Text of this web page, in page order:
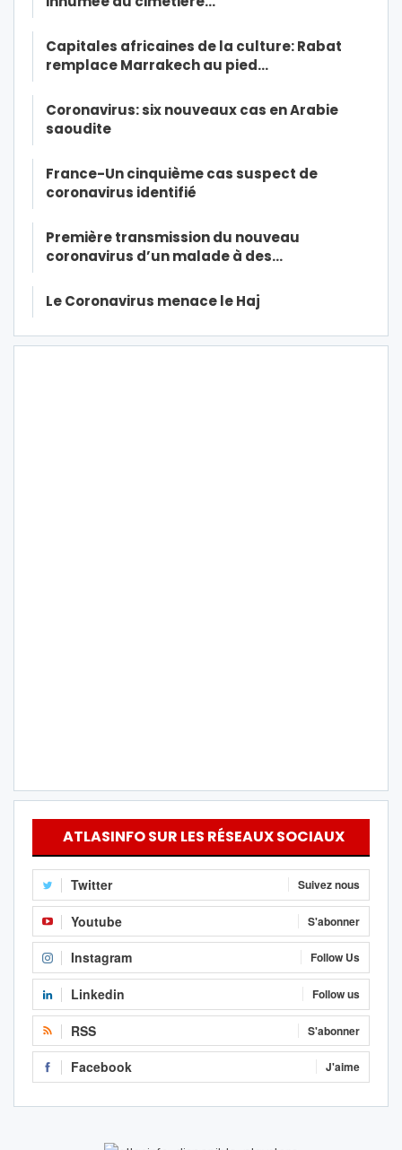
Capitales africaines de la culture: Rabat
remplace Marrakech au pied…
Coronavirus: six nouveaux cas en Arabie
saoudite
France-Un cinquième cas suspect de
coronavirus identifié
Première transmission du nouveau
coronavirus d’un malade à des…
Le Coronavirus menace le Haj
ATLASINFO SUR LES RÉSEAUX SOCIAUX
Twitter Suivez nous
Youtube S'abonner
Instagram Follow Us
Linkedin Follow us
RSS S'abonner
Facebook J'aime